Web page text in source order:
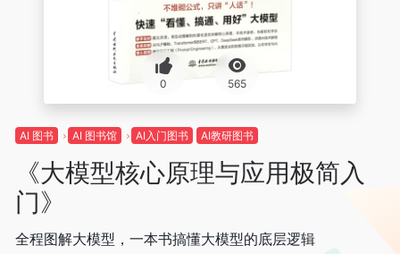
0 565
AI 图书 AI 图书馆 AI入门图书 AI教研图书
《大模型核心原理与应用极简入
门》
全程图解大模型，一本书搞懂大模型的底层逻辑